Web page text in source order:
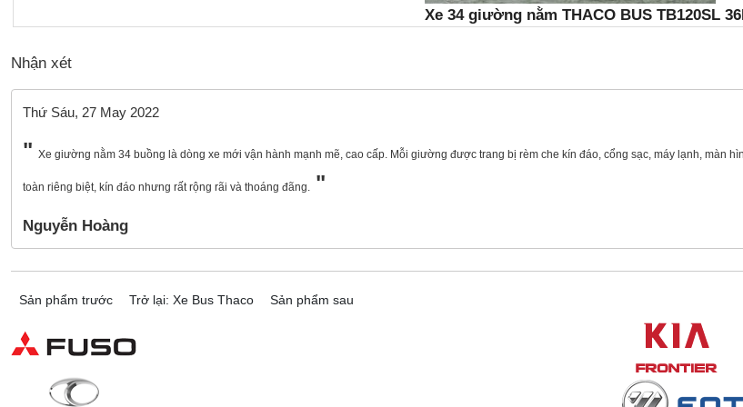
Xe 34 giường nằm THACO BUS TB120SL
Nhận xét
Thứ Sáu, 27 May 2022
Xe giường nằm 34 buồng là dòng xe mới vận hành mạnh mẽ, cao cấp. Mỗi giường được trang bị rèm che kín đáo, cổng sạc, máy lạnh, màn
toàn riêng biệt, kín đáo nhưng rất rộng rãi và thoáng đãng.
Nguyễn Hoàng
Sản phẩm trước Trở lại: Xe Bus Thaco Sản phẩm sau